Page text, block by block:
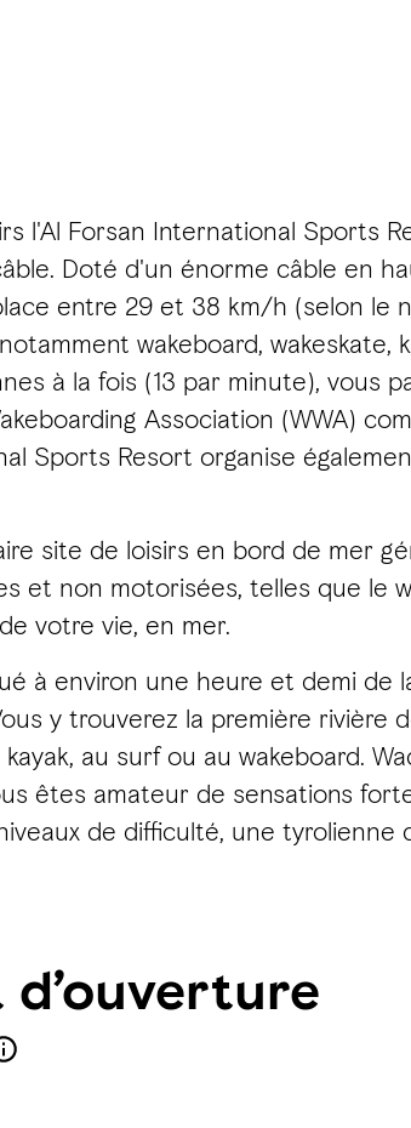
l'Al Forsan International Sports
Doté d'un énorme câble en
entre 29 et 38 km/h (selon le
wakeboard, wakeskate,
à la fois (13 par minute), vous
Association (WWA)
Sports Resort organise
site de loisirs en bord de mer
et non motorisées, telles que le
votre vie, en mer.
à environ une heure et demi de
y trouverez la première rivière
au surf ou au wakeboard.
êtes amateur de sensations
de difficulté, une